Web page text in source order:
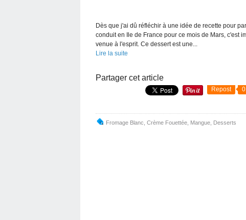
Dès que j'ai dû réfléchir à une idée de recette pour
conduit en Ile de France pour ce mois de Mars, c'est
venue à l'esprit. Ce dessert est une...
Lire la suite
Partager cet article
Repost 0
Fromage Blanc Crème Fouettée Mangue Desserts